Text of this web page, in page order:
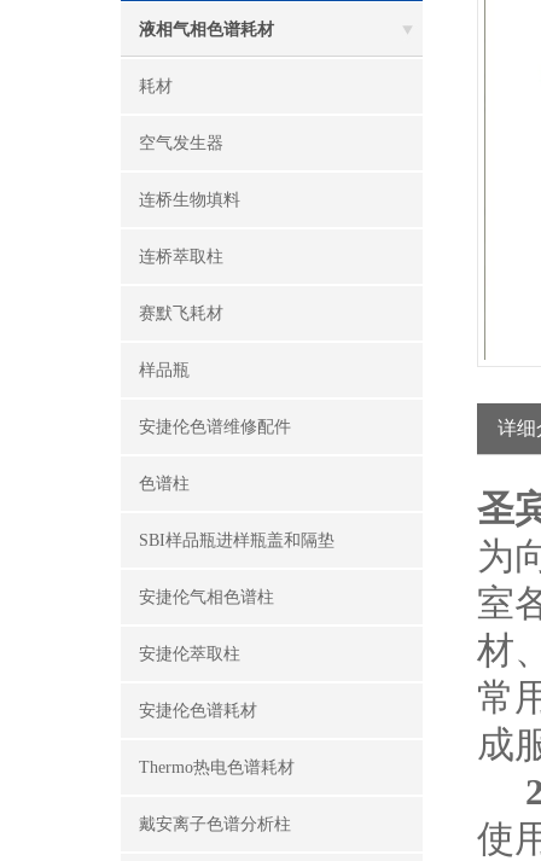
液相气相色谱耗材
耗材
空气发生器
连桥生物填料
连桥萃取柱
赛默飞耗材
样品瓶
安捷伦色谱维修配件
色谱柱
SBI样品瓶进样瓶盖和隔垫
安捷伦气相色谱柱
安捷伦萃取柱
安捷伦色谱耗材
Thermo热电色谱耗材
戴安离子色谱分析柱
详细
圣
为
室
材
常
成
使